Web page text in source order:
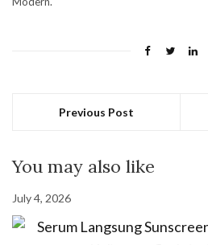
Previous Post
You may also like
July 4, 2026